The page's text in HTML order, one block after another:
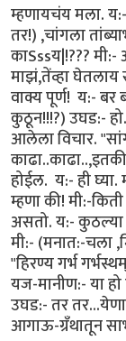
म्हणायचंय मला.
तर!) ,चांगला
काSssय|!???
माझं,तेंव्हा
वाक्य पूर्ण! य:- बर
कुठून!!!?) उघड:-
आलेला विचार.
होईल. य:- ही घ्या.
म्हणा की! मी:-
असतो. य:- कुठल्या
मी:- (मनात:-चला
"हिरण्य गर्भ
यज-मानीण:- या
उघड:- तर
आगाऊ-ग्रँथातून